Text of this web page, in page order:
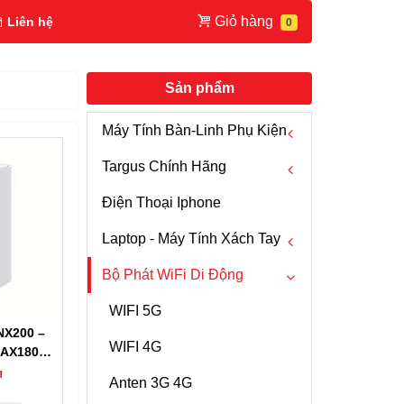
Liên hệ Giỏ hàng
Sản phẩm
Máy Tính Bàn-Linh Phụ Kiện
Chuột Máy Tính
Fan PC
Cáp HDMI
Hub USB - USB C
Box HDD
Bộ Chuyển Đổi Tín Hiệu
Máy Tính Để Bàn PC
Targus Chính Hãng
Chuột Mouse Targus
Bàn Phím Targus
Bút Trình Chiếu Targus
Webcam Targus
Ba Lô -Túi Xách - Vali Targus
Túi Chống Sốc Targus
Điện Thoại Iphone
Laptop - Máy Tính Xách Tay
Laptop Dell
Laptop HP
Laptop Lenovo Thinkpad
Laptop Razer
Bộ Phát WiFi Di Động
WIFI 5G
WIFI 4G
Anten 3G 4G
–
|
Nối